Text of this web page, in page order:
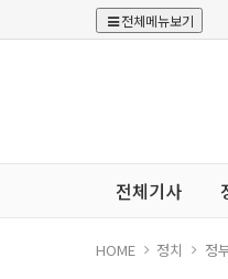
전체메뉴보기
전체기사
HOME 정치 정